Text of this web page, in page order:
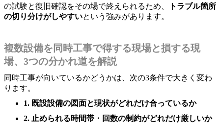
の試験と復旧確認をその場で終えられるため、
トラブル箇所
の切り分けがしやすいという強みがあります。
複数設備を同時工事で得する現場と損する現
場、3つの分かれ道を解説
同時工事が向いているかどうかは、次の3条件で大きく変わ
ります。
1. 既設設備の図面と現状がどれだけ合っているか
2. 止められる時間帯・回数の制約がどれだけ厳しいか